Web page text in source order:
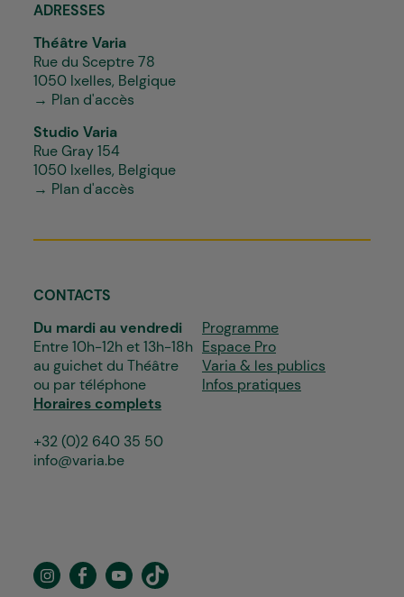
ADRESSES
Théâtre Varia
Rue du Sceptre 78
1050 Ixelles, Belgique
→ Plan d'accès
Studio Varia
Rue Gray 154
1050 Ixelles, Belgique
→ Plan d'accès
CONTACTS
Du mardi au vendredi
Entre 10h-12h et 13h-18h
au guichet du Théâtre
ou par téléphone
Horaires complets
+32 (0)2 640 35 50
info@varia.be
Programme
Espace Pro
Varia & les publics
Infos pratiques